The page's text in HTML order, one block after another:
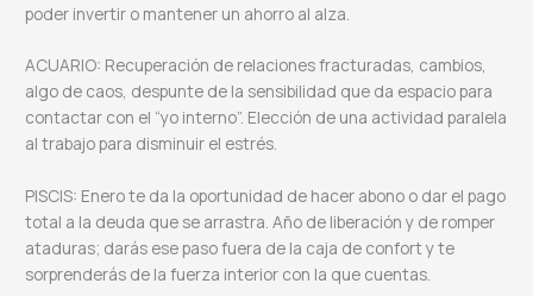
poder invertir o mantener un ahorro al alza.
ACUARIO: Recuperación de relaciones fracturadas, cambios,
algo de caos, despunte de la sensibilidad que da espacio para
contactar con el “yo interno”. Elección de una actividad paralela
al trabajo para disminuir el estrés.
PISCIS: Enero te da la oportunidad de hacer abono o dar el pago
total a la deuda que se arrastra. Año de liberación y de romper
ataduras; darás ese paso fuera de la caja de confort y te
sorprenderás de la fuerza interior con la que cuentas.